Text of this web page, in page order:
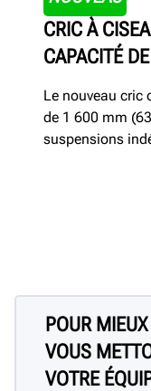
CRIC À
CAPACITÉ
Le nouveau cric
de 1 600 mm
suspensions
POUR
VOUS
VOTRE